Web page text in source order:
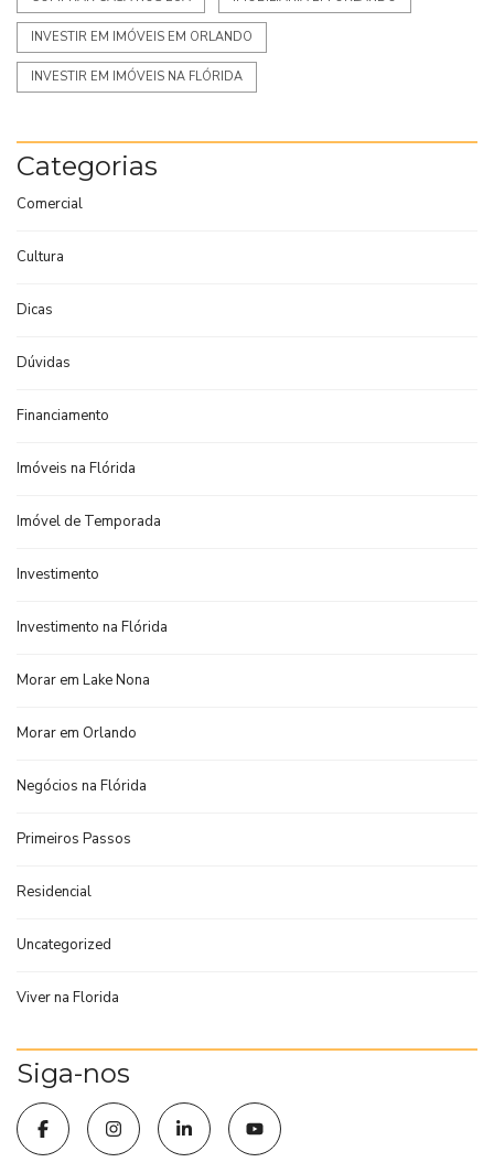
INVESTIR EM IMÓVEIS EM ORLANDO
INVESTIR EM IMÓVEIS NA FLÓRIDA
Categorias
Comercial
Cultura
Dicas
Dúvidas
Financiamento
Imóveis na Flórida
Imóvel de Temporada
Investimento
Investimento na Flórida
Morar em Lake Nona
Morar em Orlando
Negócios na Flórida
Primeiros Passos
Residencial
Uncategorized
Viver na Florida
Siga-nos